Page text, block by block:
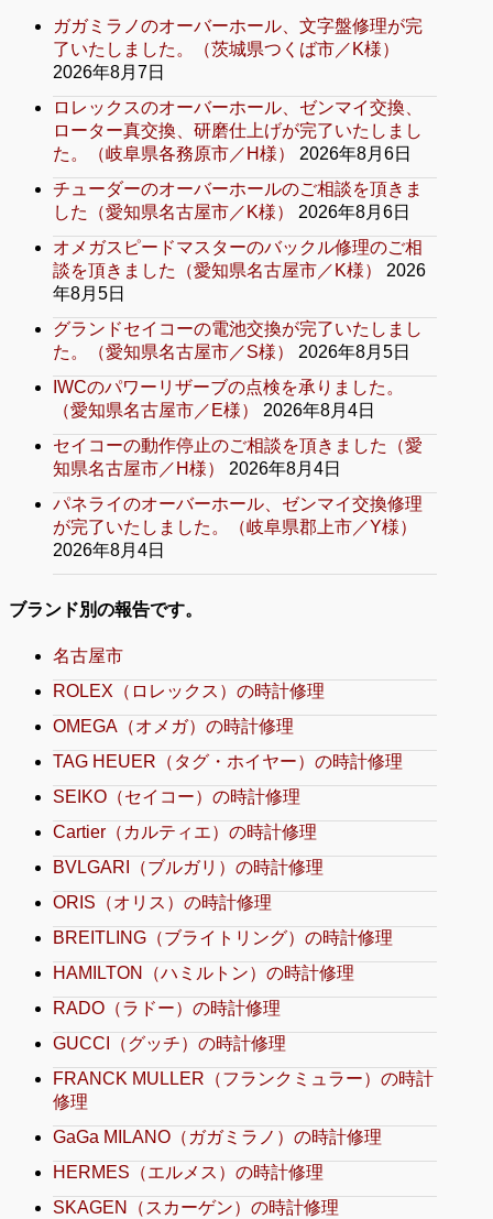
ガガミラノのオーバーホール、文字盤修理が完
了いたしました。（茨城県つくば市／K様）
2026年8月7日
ロレックスのオーバーホール、ゼンマイ交換、
ローター真交換、研磨仕上げが完了いたしまし
た。（岐阜県各務原市／H様）
2026年8月6日
チューダーのオーバーホールのご相談を頂きま
した（愛知県名古屋市／K様）
2026年8月6日
オメガスピードマスターのバックル修理のご相
談を頂きました（愛知県名古屋市／K様）
2026
年8月5日
グランドセイコーの電池交換が完了いたしまし
た。（愛知県名古屋市／S様）
2026年8月5日
IWCのパワーリザーブの点検を承りました。
（愛知県名古屋市／E様）
2026年8月4日
セイコーの動作停止のご相談を頂きました（愛
知県名古屋市／H様）
2026年8月4日
パネライのオーバーホール、ゼンマイ交換修理
が完了いたしました。（岐阜県郡上市／Y様）
2026年8月4日
ブランド別の報告です。
名古屋市
ROLEX（ロレックス）の時計修理
OMEGA（オメガ）の時計修理
TAG HEUER（タグ・ホイヤー）の時計修理
SEIKO（セイコー）の時計修理
Cartier（カルティエ）の時計修理
BVLGARI（ブルガリ）の時計修理
ORIS（オリス）の時計修理
BREITLING（ブライトリング）の時計修理
HAMILTON（ハミルトン）の時計修理
RADO（ラドー）の時計修理
GUCCI（グッチ）の時計修理
FRANCK MULLER（フランクミュラー）の時計
修理
GaGa MILANO（ガガミラノ）の時計修理
HERMES（エルメス）の時計修理
SKAGEN（スカーゲン）の時計修理